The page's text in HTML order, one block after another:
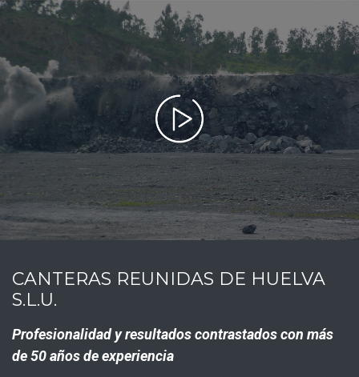
CANTERAS REUNIDAS DE HUELVA
S.L.U.
Profesionalidad y resultados contrastados con más
de 50 años de experiencia